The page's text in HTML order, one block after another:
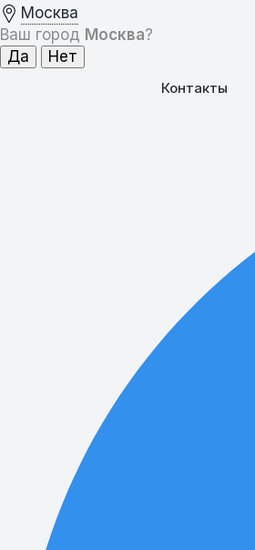
Москва
Ваш город Москва?
Контакты